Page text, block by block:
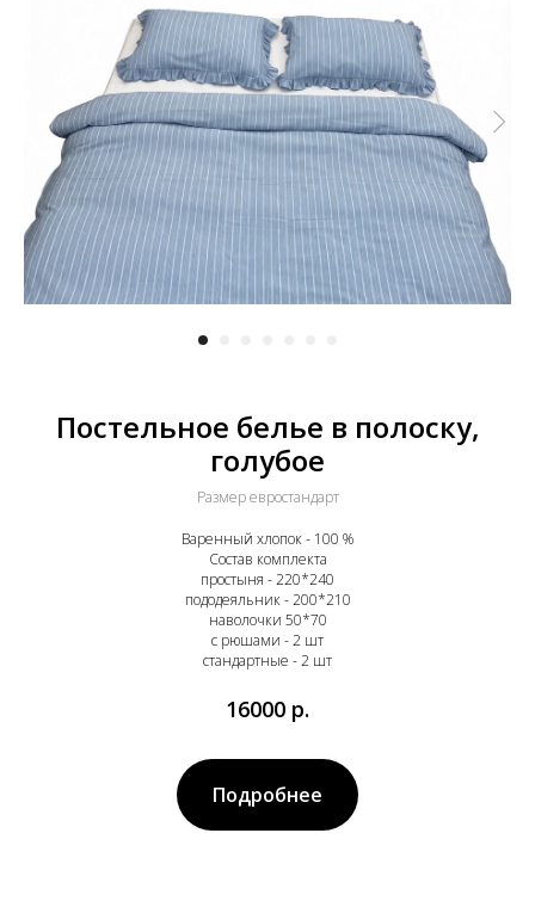
Постельное белье в полоску,
голубое
Размер евростандарт
Варенный хлопок - 100 %
Состав комплекта
простыня - 220*240
пододеяльник - 200*210
наволочки 50*70
с рюшами - 2 шт
стандартные - 2 шт
16000 р.
Подробнее